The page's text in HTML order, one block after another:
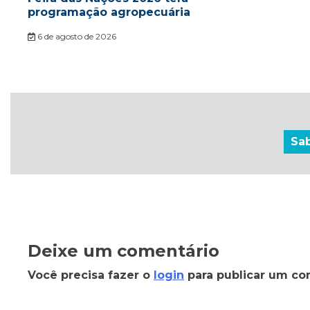
programação agropecuária
6 de agosto de 2026
Deixe um comentário
Você precisa fazer o login para publicar um